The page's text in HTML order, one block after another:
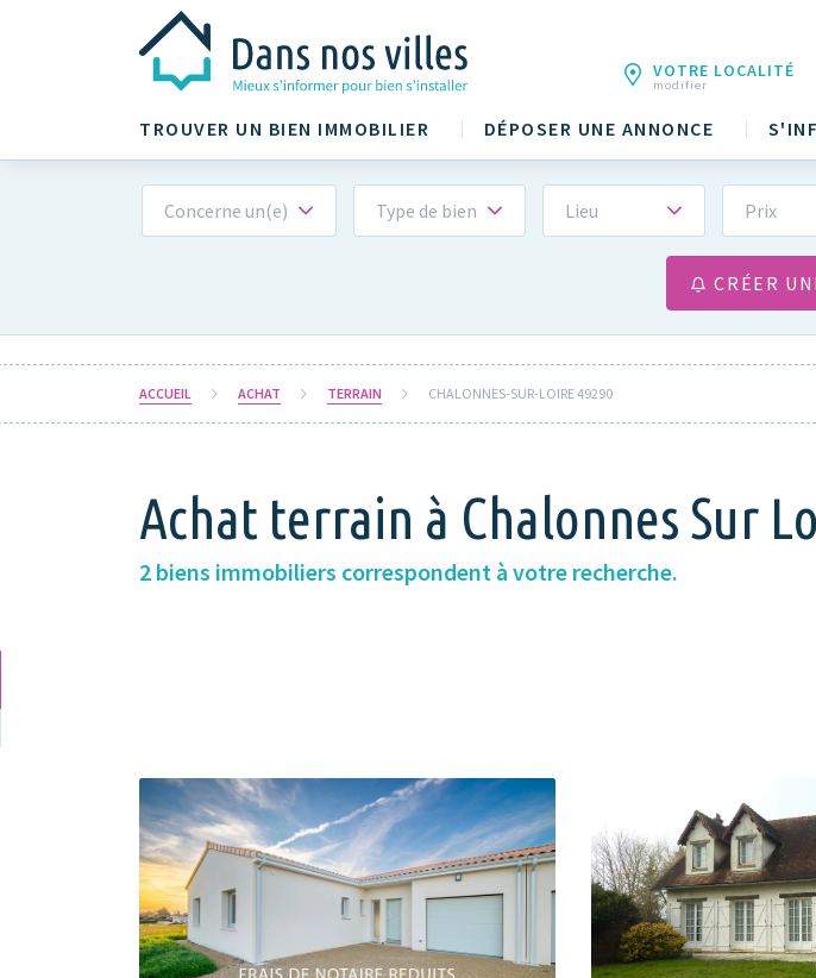
TROUVER UN BIEN IMMOBILIER DÉPOSER UNE ANNONCE
VOTRE LOCALITÉ
modifier
Concerne un(e) Type de bien Lieu Prix
CRÉER
ACCUEIL ACHAT TERRAIN CHALONNES-SUR-LOIRE 49290
Achat terrain à Chalonnes Sur
2 biens immobiliers correspondent à votre recherche.